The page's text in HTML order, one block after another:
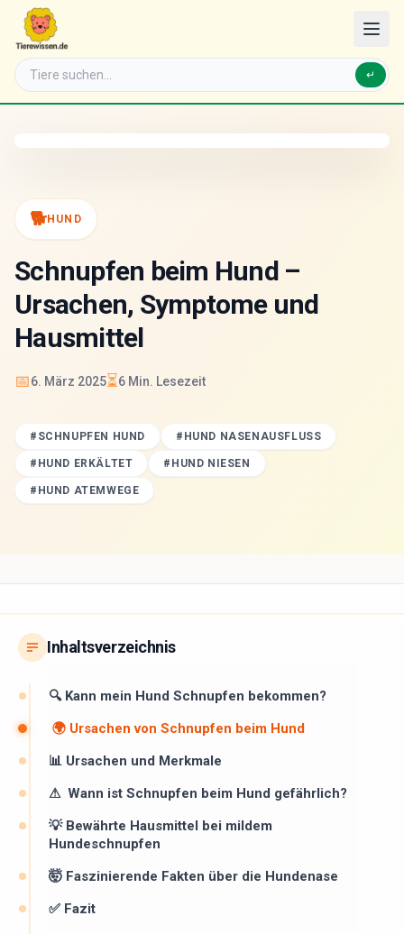
↵
🐕HUND
Schnupfen beim Hund –
Ursachen, Symptome und
Hausmittel
📅6. März 2025⏳6 Min. Lesezeit
# SCHNUPFEN HUND # HUND NASENAUSFLUSS
# HUND ERKÄLTET # HUND NIESEN
# HUND ATEMWEGE
Inhaltsverzeichnis
🔍 Kann mein Hund Schnupfen bekommen?
🌍 Ursachen von Schnupfen beim Hund
📊 Ursachen und Merkmale
⚠ ️ Wann ist Schnupfen beim Hund gefährlich?
💡 Bewährte Hausmittel bei mildem
Hundeschnupfen
🤯 Faszinierende Fakten über die Hundenase
✅ Fazit